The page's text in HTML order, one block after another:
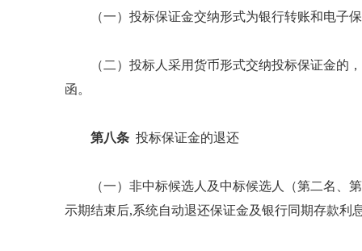
（一）投标保证金交纳形式为银行转账和电子
（二）投标人采用货币形式交纳投标保证金
函。
第八条 投标保证金的退还
（一）非中标候选人及中标候选人（第二名
示期结束后,系统自动退还保证金及银行同期存款利